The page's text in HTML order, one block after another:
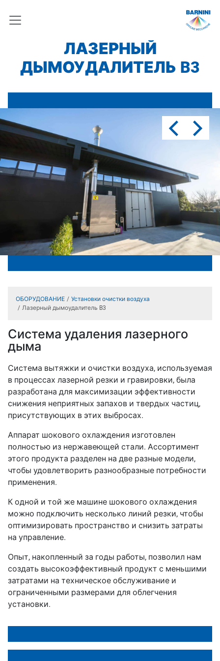
ЛАЗЕРНЫЙ
ДЫМОУДАЛИТЕЛЬ B3
ОБОРУДОВАНИЕ
Установки очистки воздуха
Лазерный дымоудалитель B3
Система удаления лазерного
дыма
Система вытяжки и очистки воздуха, используемая
в процессах лазерной резки и гравировки, была
разработана для максимизации эффективности
снижения неприятных запахов и твердых частиц,
присутствующих в этих выбросах.
Аппарат шокового охлаждения изготовлен
полностью из нержавеющей стали. Ассортимент
этого продукта разделен на две разные модели,
чтобы удовлетворить разнообразные потребности
применения.
К одной и той же машине шокового охлаждения
можно подключить несколько линий резки, чтобы
оптимизировать пространство и снизить затраты
на управление.
Опыт, накопленный за годы работы, позволил нам
создать высокоэффективный продукт с меньшими
затратами на техническое обслуживание и
ограниченными размерами для облегчения
установки.